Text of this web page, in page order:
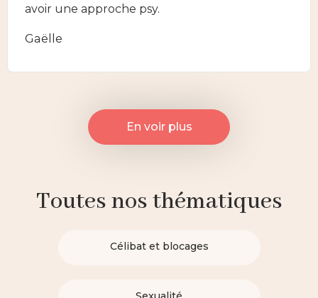
avoir une approche psy.
Gaëlle
En voir plus
Toutes nos thématiques
Célibat et blocages